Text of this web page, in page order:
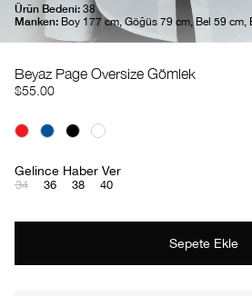
Ürün Bedeni: 38
Manken: Boy 177 cm, Göğüs 79 cm, Bel 59 cm,
Beyaz Page Oversize Gömlek
$55.00
Gelince Haber Ver
34 36 38 40